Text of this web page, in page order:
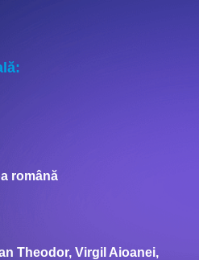
română
Theodor, Virgil Aioanei,